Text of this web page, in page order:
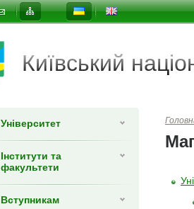
Київський
Університет
Інститути та
факультети
Вступникам